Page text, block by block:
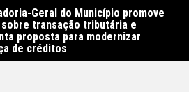
Geral do Município promove
transação tributária e
proposta para modernizar
de créditos
emissário da Avenida Almirante
entram na reta final –
Municipal de Niterói